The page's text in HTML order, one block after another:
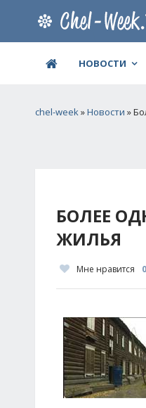
НОВОСТИ
chel-week»Новости »
БОЛЕЕ
ЖИЛЬЯ
Мне нравится 0